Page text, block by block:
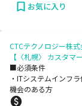
お気に入り
CTCテクノロジー株
【〈札幌〉 カスタマ
■必須条件
・ITシステムインフ
機会のある方